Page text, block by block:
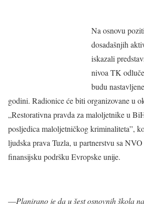
Na osnovu
dosadašnjih
iskazali
nivoa TK
budu
godini. Radionice će biti organizovane u
„Restorativna pravda za maloljetnike u
posljedica maloljetničkog kriminaliteta”,
ljudska prava Tuzla, u partnerstvu sa
finansijsku podršku Evropske unije.
—Planirano je da u šest osnovnih škola